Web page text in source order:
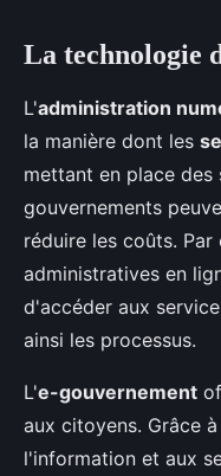
La technologie
L'administration
la manière dont les
mettant en place des
gouvernements
réduire les coûts. Par
administratives en
d'accéder aux
ainsi les processus.
L'e-gouvernement
aux citoyens. Grâce
l'information et aux